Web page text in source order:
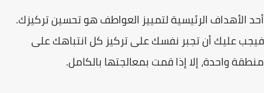
أحد الأھداف الرئیسیة لتمییز العواطف ھو تحسین تركیزك.
فیجب علیك أن تجبر نفسك على تركیز كل انتباھك على
منطقة واحدة، إلا إذا قمت بمعالجتھا بالكامل.